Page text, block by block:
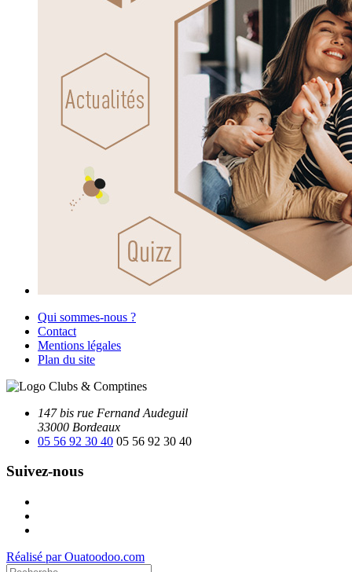
Qui sommes-nous ?
Contact
Mentions légales
Plan du site
147 bis rue Fernand Audeguil
33000 Bordeaux
05 56 92 30 40 05 56 92 30 40
Suivez-nous
Réalisé par Ouatoodoo.com